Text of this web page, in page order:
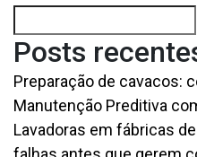
Posts
Preparação de cavacos:
Manutenção Preditiva
Lavadoras em fábricas